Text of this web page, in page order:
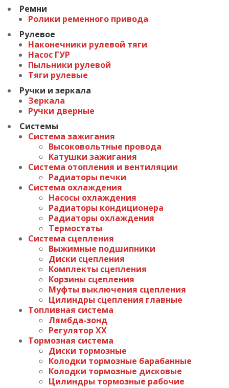
Ремни
Ролики ременного привода
Рулевое
Наконечники рулевой тяги
Насос ГУР
Пыльники рулевой
Тяги рулевые
Ручки и зеркала
Зеркала
Ручки дверные
Системы
Система зажигания
Высоковольтные провода
Катушки зажигания
Система отопления и вентиляции
Радиаторы печки
Система охлаждения
Насосы охлаждения
Радиаторы кондиционера
Радиаторы охлаждения
Термостаты
Система сцепления
Выжимные подшипники
Диски сцепления
Комплекты сцепления
Корзины сцепления
Муфты выключения сцепления
Цилиндры сцепления главные
Топливная система
Лямбда-зонд
Регулятор ХХ
Тормозная система
Диски тормозные
Колодки тормозные барабанные
Колодки тормозные дисковые
Цилиндры тормозные рабочие